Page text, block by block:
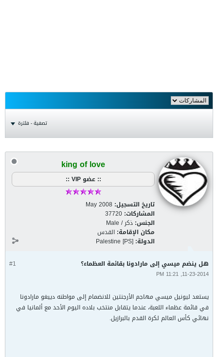
تصفية - فلترة
king of love
:: عضو VIP ::
تاريخ التسجيل: May 2008
المشاركات: 37720
الجنس: ذكر / Male
مكان الإقامة: القدس
الدولة: Palestine [PS]
#1 هل ينضم ميسي إلى مارادونا بقائمة العظماء؟
11-23-2014, 11:21 PM
يستعد ليونيل ميسي مهاجم الأرجنتين للانضمام إلى مواطنه دييغو مارادونا
في قائمة عظماء اللعبة، عندما يتقابل منتخب بلاده اليوم الأحد مع ألمانيا في
نهائي كأس العالم لكرة القدم بالبرازيل.